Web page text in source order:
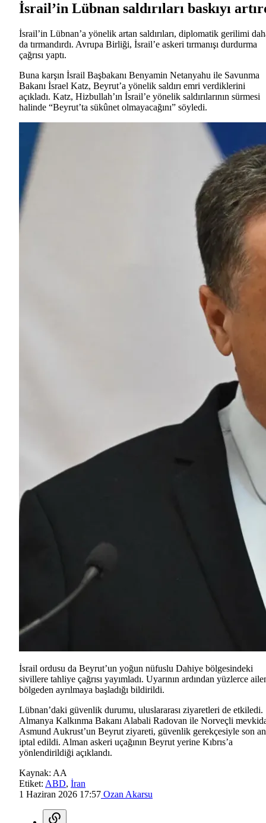
İsrail’in Lübnan saldırıları baskıyı
İsrail’in Lübnan’a yönelik artan saldırıları, diplomatik gerilimi
da tırmandırdı. Avrupa Birliği, İsrail’e askeri tırmanışı durdurma
çağrısı yaptı.
Buna karşın İsrail Başbakanı Benyamin Netanyahu ile Savunma
Bakanı İsrael Katz, Beyrut’a yönelik saldırı emri verdiklerini
açıkladı. Katz, Hizbullah’ın İsrail’e yönelik saldırılarının sürmesi
halinde “Beyrut’ta sükûnet olmayacağını” söyledi.
İsrail ordusu da Beyrut’un yoğun nüfuslu Dahiye bölgesindeki
sivillere tahliye çağrısı yayımladı. Uyarının ardından yüzlerce
bölgeden ayrılmaya başladığı bildirildi.
Lübnan’daki güvenlik durumu, uluslararası ziyaretleri de etkiledi.
Almanya Kalkınma Bakanı Alabali Radovan ile Norveçli
Asmund Aukrust’un Beyrut ziyareti, güvenlik gerekçesiyle son
iptal edildi. Alman askeri uçağının Beyrut yerine Kıbrıs’a
yönlendirildiği açıklandı.
Kaynak: AA
Etiket: ABD, İran
1 Haziran 2026 17:57 Ozan Akarsu